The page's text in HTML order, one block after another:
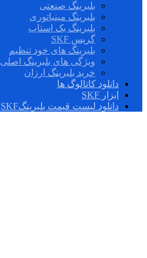
بلبرینگ صنعتی
بلبرینگ مینیاتوری
بلبرینگ بک استاپ
گریس SKF
بلبرینگ های خود تنظیم
ویژگی های بلبرینگ اصلی
خرید بلبرینگ ارزان
دانلود کاتالوگ ها
ابزار SKF
دانلود لیست قیمت بلبرینگSKF